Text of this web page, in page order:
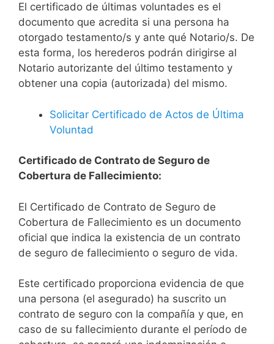
El certificado de últimas voluntades es el
documento que acredita si una persona ha
otorgado testamento/s y ante qué Notario/s. De
esta forma, los herederos podrán dirigirse al
Notario autorizante del último testamento y
obtener una copia (autorizada) del mismo.
Solicitar Certificado de Actos de Última
Voluntad
Certificado de Contrato de Seguro de
Cobertura de Fallecimiento:
El Certificado de Contrato de Seguro de
Cobertura de Fallecimiento es un documento
oficial que indica la existencia de un contrato
de seguro de fallecimiento o seguro de vida.
Este certificado proporciona evidencia de que
una persona (el asegurado) ha suscrito un
contrato de seguro con la compañía y que, en
caso de su fallecimiento durante el período de